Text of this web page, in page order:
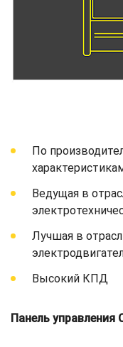
По
Ведущая в
Лучшая в
Высокий КПД
Панель управления